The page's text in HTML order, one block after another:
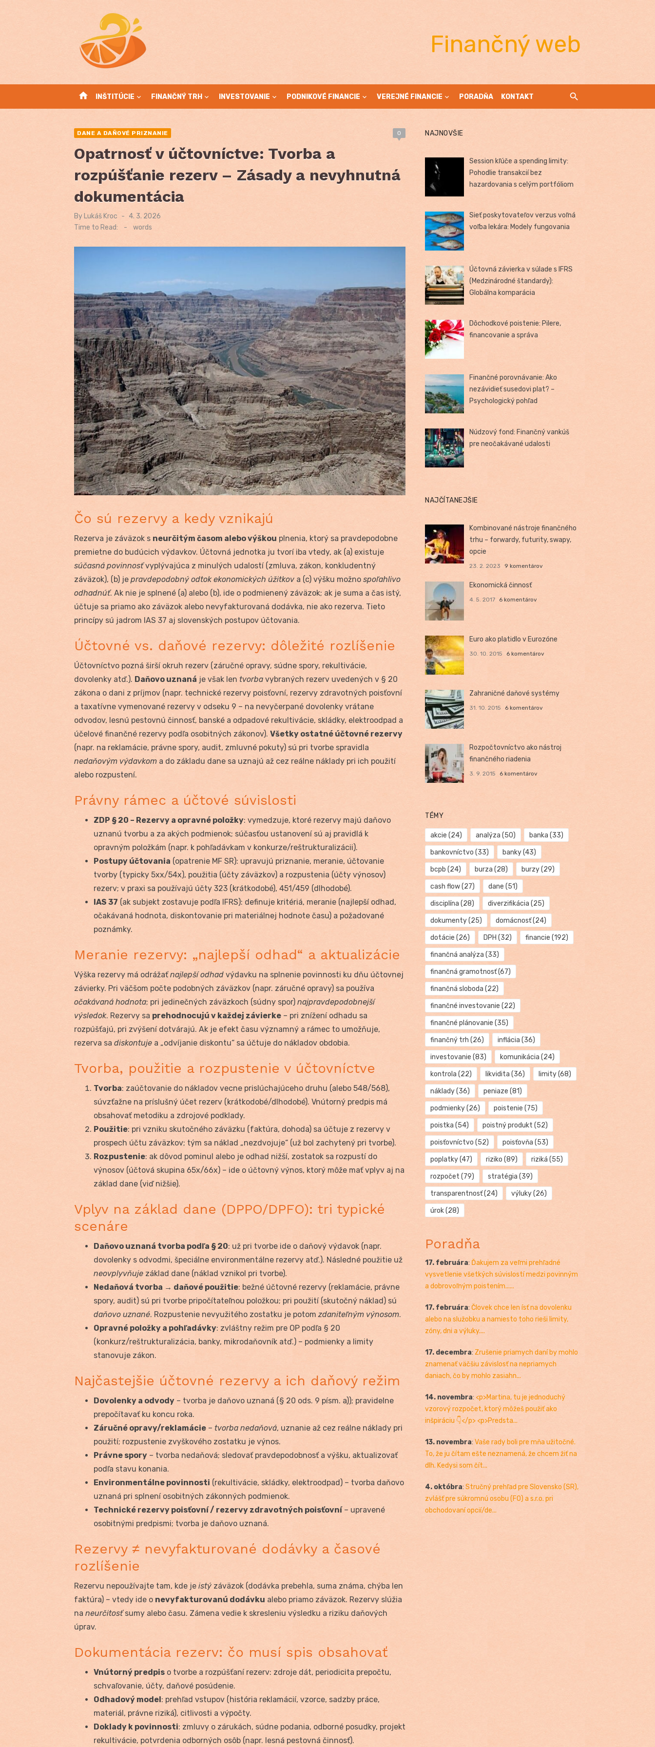
Finančný web
home INŠTITÚCIE FINANČNÝ TRH INVESTOVANIE PODNIKOVÉ FINANCIE VEREJNÉ FINANCIE PORADŇA KONTAKT
DANE A DAŇOVÉ PRIZNANIE 0
Opatrnosť v účtovníctve: Tvorba a
rozpúšťanie rezerv – Zásady a nevyhnutná
dokumentácia
By Lukáš Kroc
Posted
on
4. 3. 2026
Time to Read:
- words
Čo sú rezervy a kedy vznikajú
Rezerva je záväzok s neurčitým časom alebo výškou plnenia, ktorý sa pravdepodobne
premietne do budúcich výdavkov. Účtovná jednotka ju tvorí iba vtedy, ak (a) existuje
súčasná povinnosťvyplývajúca z minulých udalostí (zmluva, zákon, konkludentný
záväzok), (b) je pravdepodobný odtok ekonomických úžitkov a (c) výšku možno spoľahlivo
odhadnúť. Ak nie je splnené (a) alebo (b), ide o podmienený záväzok; ak je suma a čas istý,
účtuje sa priamo ako záväzok alebo nevyfakturovaná dodávka, nie ako rezerva. Tieto
princípy sú jadrom IAS 37 aj slovenských postupov účtovania.
Účtovné vs. daňové rezervy: dôležité rozlíšenie
Účtovníctvo pozná širší okruh rezerv (záručné opravy, súdne spory, rekultivácie,
dovolenky atď.). Daňovo uznaná je však len tvorba vybraných rezerv uvedených v § 20
zákona o dani z príjmov (napr. technické rezervy poisťovní, rezervy zdravotných poisťovní
a taxatívne vymenované rezervy v odseku 9 – na nevyčerpané dovolenky vrátane
odvodov, lesnú pestovnú činnosť, banské a odpadové rekultivácie, skládky, elektroodpad a
účelové finančné rezervy podľa osobitných zákonov). Všetky ostatné účtovné rezervy
(napr. na reklamácie, právne spory, audit, zmluvné pokuty) sú pri tvorbe spravidla
nedaňovým výdavkom a do základu dane sa uznajú až cez reálne náklady pri ich použití
alebo rozpustení.
Právny rámec a účtové súvislosti
ZDP § 20 – Rezervy a opravné položky: vymedzuje, ktoré rezervy majú daňovo
uznanú tvorbu a za akých podmienok; súčasťou ustanovení sú aj pravidlá k
opravným položkám (napr. k pohľadávkam v konkurze/reštrukturalizácii).
Postupy účtovania (opatrenie MF SR): upravujú priznanie, meranie, účtovanie
tvorby (typicky 5xx/54x), použitia (účty záväzkov) a rozpustenia (účty výnosov)
rezerv; v praxi sa používajú účty 323 (krátkodobé), 451/459 (dlhodobé).
IAS 37 (ak subjekt zostavuje podľa IFRS): definuje kritériá, meranie (najlepší odhad,
očakávaná hodnota, diskontovanie pri materiálnej hodnote času) a požadované
poznámky.
Meranie rezervy: „najlepší odhad“ a aktualizácie
Výška rezervy má odrážaťnajlepší odhad výdavku na splnenie povinnosti ku dňu účtovnej
závierky. Pri väčšom počte podobných záväzkov (napr. záručné opravy) sa používa
očakávaná hodnota; pri jedinečných záväzkoch (súdny spor) najpravdepodobnejší
výsledok. Rezervy sa prehodnocujú v každej závierke – pri znížení odhadu sa
rozpúšťajú, pri zvýšení dotvárajú. Ak je efekt času významný a rámec to umožňuje,
rezerva sa diskontuje a „odvíjanie diskontu“ sa účtuje do nákladov obdobia.
Tvorba, použitie a rozpustenie v účtovníctve
Tvorba: zaúčtovanie do nákladov vecne prislúchajúceho druhu (alebo 548/568),
súvzťažne na príslušný účet rezerv (krátkodobé/dlhodobé). Vnútorný predpis má
obsahovať metodiku a zdrojové podklady.
Použitie: pri vzniku skutočného záväzku (faktúra, dohoda) sa účtuje z rezervy v
prospech účtu záväzkov; tým sa náklad „nezdvojuje“ (už bol zachytený pri tvorbe).
Rozpustenie: ak dôvod pominul alebo je odhad nižší, zostatok sa rozpustí do
výnosov (účtová skupina 65x/66x) – ide o účtovný výnos, ktorý môže mať vplyv aj na
základ dane (viď nižšie).
Vplyv na základ dane (DPPO/DPFO): tri typické
scenáre
Daňovo uznaná tvorba podľa § 20: už pri tvorbe ide o daňový výdavok (napr.
dovolenky s odvodmi, špeciálne environmentálne rezervy atď.). Následné použitie už
neovplyvňuje základ dane (náklad vznikol pri tvorbe).
Nedaňová tvorba → daňové použitie: bežné účtovné rezervy (reklamácie, právne
spory, audit) sú pri tvorbe pripočítateľnou položkou; pri použití (skutočný náklad) sú
daňovo uznané. Rozpustenie nevyužitého zostatku je potom zdaniteľným výnosom.
Opravné položky a pohľadávky: zvláštny režim pre OP podľa § 20
(konkurz/reštrukturalizácia, banky, mikrodaňovník atď.) – podmienky a limity
stanovuje zákon.
Najčastejšie účtovné rezervy a ich daňový režim
Dovolenky a odvody – tvorba je daňovo uznaná (§ 20 ods. 9 písm. a)); pravidelne
prepočítavať ku koncu roka.
Záručné opravy/reklamácie – tvorba nedaňová, uznanie až cez reálne náklady pri
použití; rozpustenie zvyškového zostatku je výnos.
Právne spory – tvorba nedaňová; sledovať pravdepodobnosť a výšku, aktualizovať
podľa stavu konania.
Environmentálne povinnosti (rekultivácie, skládky, elektroodpad) – tvorba daňovo
uznaná pri splnení osobitných zákonných podmienok.
Technické rezervy poisťovní / rezervy zdravotných poisťovní– upravené
osobitnými predpismi; tvorba je daňovo uznaná.
Rezervy ≠ nevyfakturované dodávky a časové
rozlíšenie
Rezervu nepoužívajte tam, kde je istý záväzok (dodávka prebehla, suma známa, chýba len
faktúra) – vtedy ide o nevyfakturovanú dodávku alebo priamo záväzok. Rezervy slúžia
na neurčitosťsumy alebo času. Zámena vedie k skresleniu výsledku a riziku daňových
úprav.
Dokumentácia rezerv: čo musí spis obsahovať
Vnútorný predpis o tvorbe a rozpúšťaní rezerv: zdroje dát, periodicita prepočtu,
schvaľovanie, účty, daňové posúdenie.
Odhadový model: prehľad vstupov (história reklamácií, vzorce, sadzby práce,
materiál, právne riziká), citlivosti a výpočty.
Doklady k povinnosti: zmluvy o zárukách, súdne podania, odborné posudky, projekt
rekultivácie, potvrdenia odborných osôb (napr. lesná pestovná činnosť).
NAJNOVŠIE
Session kľúče a spending limity:
Pohodlie transakcií bez
hazardovania s celým portfóliom
Sieť poskytovateľov verzus voľná
voľba lekára: Modely fungovania
Účtovná závierka v súlade s IFRS
(Medzinárodné štandardy):
Globálna komparácia
Dôchodkové poistenie: Pilere,
financovanie a správa
Finančné porovnávanie: Ako
nezávidieť susedovi plat? –
Psychologický pohľad
Núdzový fond: Finančný vankúš
pre neočakávané udalosti
NAJČÍTANEJŠIE
Kombinované nástroje finančného
trhu – forwardy, futurity, swapy,
opcie
23. 2. 2023 9 komentárov
Ekonomická činnosť
4. 5. 2017 6 komentárov
Euro ako platidlo v Eurozóne
30. 10. 2015 6 komentárov
Zahraničné daňové systémy
31. 10. 2015 6 komentárov
Rozpočtovníctvo ako nástroj
finančného riadenia
3. 9. 2015 6 komentárov
TÉMY
akcie (24) analýza (50) banka (33)
bankovníctvo (33) banky(43)
bcpb (24) burza (28) burzy(29)
cash flow(27) dane (51)
disciplína (28) diverzifikácia (25)
dokumenty(25) domácnosť(24)
dotácie (26) DPH (32) financie (192)
finančná analýza (33)
finančná gramotnosť(67)
finančná sloboda (22)
finančné investovanie (22)
finančné plánovanie (35)
finančný trh (26) inflácia (36)
investovanie (83) komunikácia (24)
kontrola (22) likvidita (36) limity(68)
náklady(36) peniaze (81)
podmienky(26) poistenie (75)
poistka (54) poistný produkt (52)
poisťovníctvo (52) poisťovňa (53)
poplatky(47) riziko (89) riziká (55)
rozpočet (79) stratégia (39)
transparentnosť(24) výluky(26)
úrok(28)
Poradňa
17. februára: Ďakujem za veľmi prehľadné
vysvetlenie všetkých súvislostí medzi povinným
a dobrovoľným poistením......
17. februára: Človek chce len ísť na dovolenku
alebo na služobku a namiesto toho rieši limity,
zóny, dni a výluky....
17. decembra: Zrušenie priamych daní by mohlo
znamenať väčšiu závislosť na nepriamych
daniach, čo by mohlo zasiahn...
14. novembra: <p>Martina, tu je jednoduchý
vzorový rozpočet, ktorý môžeš použiť ako
inšpiráciu 👇</p> <p>Predsta...
13. novembra: Vaše rady boli pre mňa užitočné.
To, že ju čítam ešte neznamená, že chcem žiť na
dlh. Kedysi som čít...
4. októbra: Stručný prehľad pre Slovensko (SR),
zvlášť pre súkromnú osobu (FO) a s.r.o. pri
obchodovaní opcií/de...